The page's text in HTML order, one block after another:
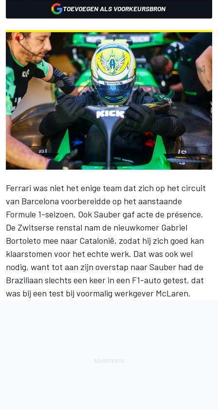
TOEVOEGEN ALS VOORKEURSBRON
Ferrari was niet het enige team dat zich op het circuit
van Barcelona voorbereidde op het aanstaande
Formule 1-seizoen. OokSaubergaf acte de présence.
De Zwitserse renstal nam de nieuwkomer Gabriel
Bortoleto mee naar Catalonië, zodat hij zich goed kan
klaarstomen voor het echte werk. Dat was ook wel
nodig, want tot aan zijn overstap naar Sauber had de
Braziliaan slechts een keer in een F1-auto getest, dat
was bij een test bij voormalig werkgever McLaren.